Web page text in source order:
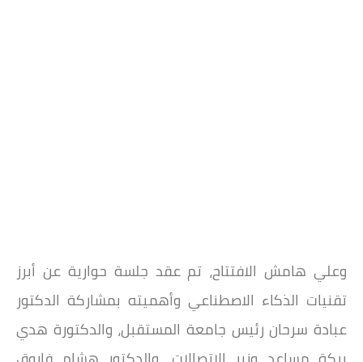
وعلي هامش الافتتاح، تم عقد جلسة حوارية عن أبرز
تقنيات الذكاء الاصطناعي وأهميته بمشاركة الدكتور
عبادة سرحان رئيس جامعة المستقبل، والدكتورة هدي